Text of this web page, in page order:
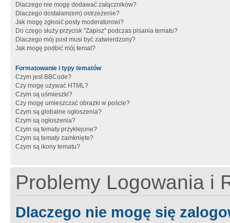
Dlaczego nie mogę dodawać załączników?
Dlaczego dostałam(em) ostrzeżenie?
Jak mogę zgłosić posty moderatorowi?
Do czego służy przycisk "Zapisz" podczas pisania tematu?
Dlaczego mój post musi być zatwierdzony?
Jak mogę podbić mój temat?
Formatowanie i typy tematów
Czym jest BBCode?
Czy mogę używać HTML?
Czym są uśmieszki?
Czy mogę umieszczać obrazki w poście?
Czym są globalne ogłoszenia?
Czym są ogłoszenia?
Czym są tematy przyklejone?
Czym są tematy zamknięte?
Czym są ikony tematu?
Problemy Logowania i
Dlaczego nie mogę się